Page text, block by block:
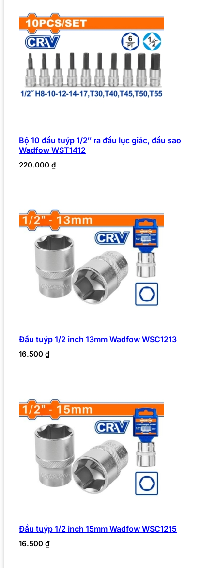
Bộ 10 đầu tuýp 1/2″ ra đầu lục giác, đầu sao
Wadfow WST1412
220.000 ₫
Đầu tuýp 1/2 inch 13mm Wadfow WSC1213
16.500 ₫
Đầu tuýp 1/2 inch 15mm Wadfow WSC1215
16.500 ₫